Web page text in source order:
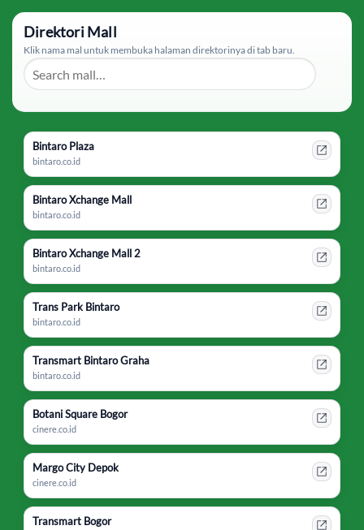
Direktori Mall
Klik nama mal untuk membuka halaman direktorinya di tab baru.
Bintaro Plaza
bintaro.co.id
Bintaro Xchange Mall
bintaro.co.id
Bintaro Xchange Mall 2
bintaro.co.id
Trans Park Bintaro
bintaro.co.id
Transmart Bintaro Graha
bintaro.co.id
Botani Square Bogor
cinere.co.id
Margo City Depok
cinere.co.id
Transmart Bogor